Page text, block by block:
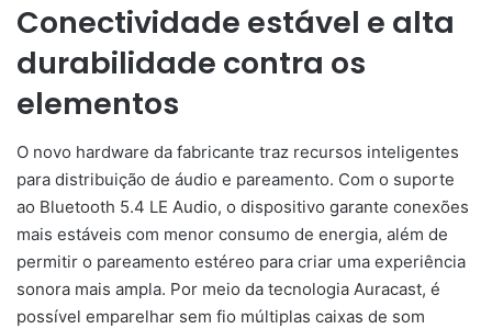
Conectividade estável e alta
durabilidade contra os
elementos
O novo hardware da fabricante traz recursos inteligentes
para distribuição de áudio e pareamento. Com o suporte
ao Bluetooth 5.4 LE Audio, o dispositivo garante conexões
mais estáveis com menor consumo de energia, além de
permitir o pareamento estéreo para criar uma experiência
sonora mais ampla. Por meio da tecnologia Auracast, é
possível emparelhar sem fio múltiplas caixas de som